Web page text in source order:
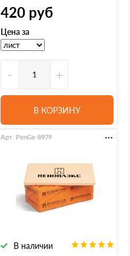
420 руб
Цена за
- +
В КОРЗИНУ
В наличии
Арт. PenGe-8979